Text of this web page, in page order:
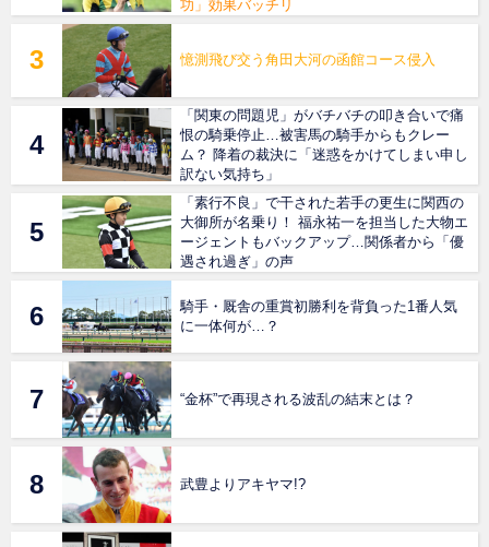
功」効果バッチリ
憶測飛び交う角田大河の函館コース侵入
「関東の問題児」がバチバチの叩き合いで痛
恨の騎乗停止…被害馬の騎手からもクレー
ム？ 降着の裁決に「迷惑をかけてしまい申し
訳ない気持ち」
「素行不良」で干された若手の更生に関西の
大御所が名乗り！ 福永祐一を担当した大物エ
ージェントもバックアップ…関係者から「優
遇され過ぎ」の声
騎手・厩舎の重賞初勝利を背負った1番人気
に一体何が…？
“金杯”で再現される波乱の結末とは？
武豊よりアキヤマ!?